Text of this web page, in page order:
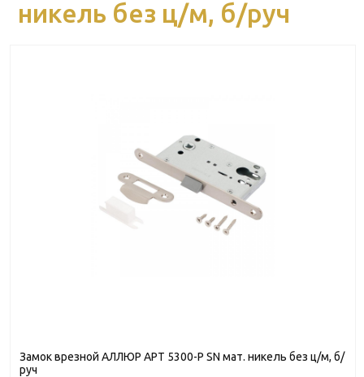
никель без ц/м, б/руч
Замок врезной АЛЛЮР АРТ 5300-P SN мат. никель без ц/м, б/
руч